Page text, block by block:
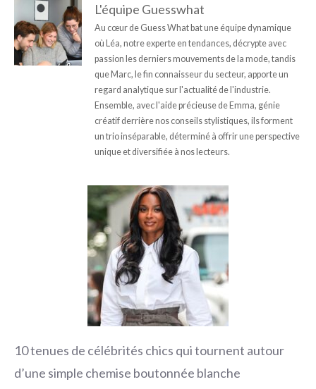
L'équipe Guesswhat
Au cœur de Guess What bat une équipe dynamique
où Léa, notre experte en tendances, décrypte avec
passion les derniers mouvements de la mode, tandis
que Marc, le fin connaisseur du secteur, apporte un
regard analytique sur l'actualité de l'industrie.
Ensemble, avec l'aide précieuse de Emma, génie
créatif derrière nos conseils stylistiques, ils forment
un trio inséparable, déterminé à offrir une perspective
unique et diversifiée à nos lecteurs.
10 tenues de célébrités chics qui tournent autour
d’une simple chemise boutonnée blanche